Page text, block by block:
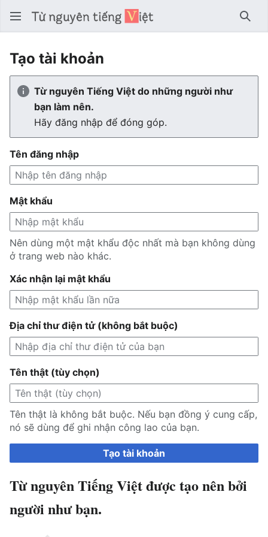
Tìm
Tạo tài khoản
Từ nguyên Tiếng Việt do những người như
bạn làm nên.
Hãy đăng nhập để đóng góp.
Tên đăng nhập
Mật khẩu
Nên dùng một mật khẩu độc nhất mà bạn không dùng
ở trang web nào khác.
Xác nhận lại mật khẩu
Địa chỉ thư điện tử (không bắt buộc)
Tên thật (tùy chọn)
Tên thật là không bắt buộc. Nếu bạn đồng ý cung cấp,
nó sẽ dùng để ghi nhận công lao của bạn.
Tạo tài khoản
Từ nguyên Tiếng Việt được tạo nên bởi
người như bạn.